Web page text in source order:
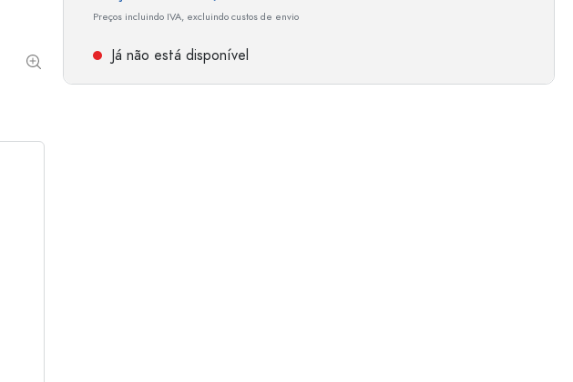
Preços incluindo IVA, excluindo custos de envio
Já não está disponível